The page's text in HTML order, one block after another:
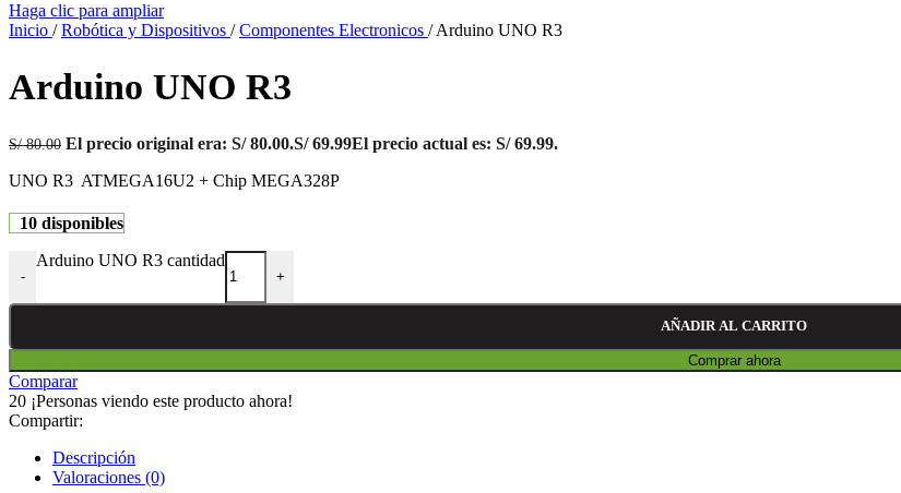
Haga clic para ampliar
Inicio / Robótica y Dispositivos / Componentes Electronicos / Arduino UNO R3
Arduino UNO R3
S/80.00 El precio original era: S/ 80.00.S/69.99El precio actual es: S/ 69.99.
UNO R3 ATMEGA16U2 + Chip MEGA328P
10 disponibles
-
Arduino UNO R3 cantidad
+
AÑADIR AL CARRITO
Comprar ahora
Comparar
20 ¡Personas viendo este producto ahora!
Compartir:
Descripción
Valoraciones (0)